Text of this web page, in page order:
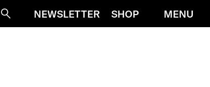
SucheNEWSLETTER SHOP MENU